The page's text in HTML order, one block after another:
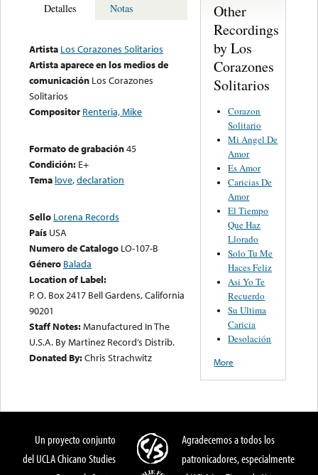
Detalles Notas
Artista Los Corazones Solitarios
Artista aparece en los medios de
comunicación Los Corazones
Solitarios
Compositor Renteria, Mike
Formato de grabación45
Condición: E+
Tema love,declaration
Sello Lorena Records
País USA
Numero de Catalogo LO-107-B
Género Balada
Location of Label:
P. O. Box 2417 Bell Gardens, California
90201
Staff Notes:Manufactured In The
U.S.A. By Martinez Record’s Distrib.
Donated By:Chris Strachwitz
Other
Recordings
by Los
Corazones
Solitarios
Corazon
Solitario
Mi Angel De
Amor
Es Amor
Caricias De
Amor
El Tiempo
Que Haz
Llorado
Solo Tu Me
Haces Feliz
Asi Yo Te
Recuerdo
Su Ultima
Caricia
Desolación
More
Un proyecto conjunto
del UCLA Chicano Studies
Agradecemos a todos los
patronicadores, especialmente